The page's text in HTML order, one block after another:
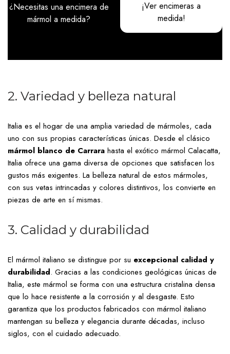
¿Necesitas una encimera de
mármol a medida?
¡Ver encimeras a
medida!
2. Variedad y belleza natural
Italia es el hogar de una amplia variedad de mármoles, cada
uno con sus propias características únicas. Desde el clásico
mármol blanco de Carrara hasta el exótico mármol Calacatta,
Italia ofrece una gama diversa de opciones que satisfacen los
gustos más exigentes. La belleza natural de estos mármoles,
con sus vetas intrincadas y colores distintivos, los convierte en
piezas de arte en sí mismas.
3. Calidad y durabilidad
El mármol italiano se distingue por su excepcional calidad y
durabilidad. Gracias a las condiciones geológicas únicas de
Italia, este mármol se forma con una estructura cristalina densa
que lo hace resistente a la corrosión y al desgaste. Esto
garantiza que los productos fabricados con mármol italiano
mantengan su belleza y elegancia durante décadas, incluso
siglos, con el cuidado adecuado.